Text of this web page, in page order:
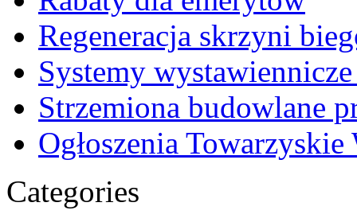
Regeneracja skrzyni
Systemy
Strzemiona budowlane
Ogłoszenia Towarzyskie
Categories